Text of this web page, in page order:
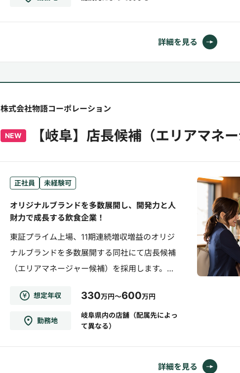
詳細を見る
株式会社物語コーポレーション
NEW 【岐阜】店長候補（エリアマネー
正社員 未経験可
オリジナルブランドを多数展開し、開発力と人
財力で成長する飲食企業！
東証プライム上場、11期連続増収増益のオリジ
ナルブランドを多数展開する同社にて店長候補
（エリアマネージャー候補）を採用します。
『焼肉一番かるび』『丸源ラーメン』『お好み
焼本舗』『ゆず庵』の店長候補・エリアマネジ
ャー候補としてご活躍して頂きます。【勤務体
制】9：00～18：00／11：00～20：00／15：
想定年収 330万円～600万円
勤務地
岐阜県内の店舗（配属先によっ
て異なる）
詳細を見る